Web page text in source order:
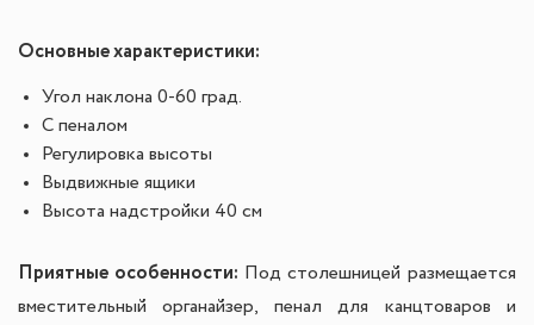
Основные характеристики:
Угол наклона 0-60 град.
С пеналом
Регулировка высоты
Выдвижные ящики
Высота надстройки 40 см
Приятные особенности: Под столешницей размещается
вместительный органайзер, пенал для канцтоваров и